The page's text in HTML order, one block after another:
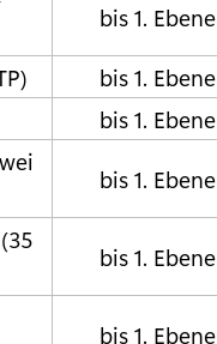
bis 1. Ebene
bis 1. Ebene
bis 1. Ebene
bis 1. Ebene
bis 1. Ebene
bis 1. Ebene